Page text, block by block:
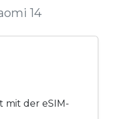
14
mit der eSIM-